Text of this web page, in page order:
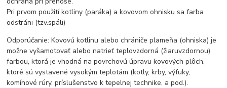
Pri prvom použití kotliny (paráka) a kovovom ohnisku sa farba
odstráni (tzv.spáli)
Odporúčanie: Kovovú kotlinu alebo chrániče plameňa (ohniska) je
možne vyšamotovať alebo natrieť teplovzdorná (žiaruvzdornou)
farbou, ktorá je vhodná na povrchovú úpravu kovových plôch,
ktoré sú vystavené vysokým teplotám (kotly, krby, výfuky,
komínové rúry, príslušenstvo k tepelnej technike, a pod.).